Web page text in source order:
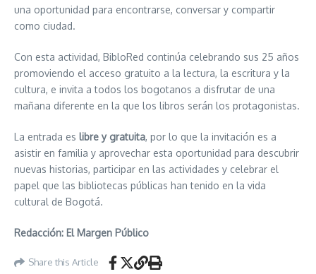
una oportunidad para encontrarse, conversar y compartir
como ciudad.
Con esta actividad, BibloRed continúa celebrando sus 25 años
promoviendo el acceso gratuito a la lectura, la escritura y la
cultura, e invita a todos los bogotanos a disfrutar de una
mañana diferente en la que los libros serán los protagonistas.
La entrada es libre y gratuita, por lo que la invitación es a
asistir en familia y aprovechar esta oportunidad para descubrir
nuevas historias, participar en las actividades y celebrar el
papel que las bibliotecas públicas han tenido en la vida
cultural de Bogotá.
Redacción: El Margen Público
Share this Article